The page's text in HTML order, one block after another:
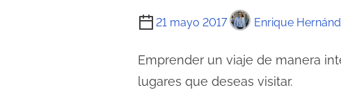
21 mayo 2017 Enrique
T
e
m
Emprender un viaje de manera
lugares que deseas visitar.